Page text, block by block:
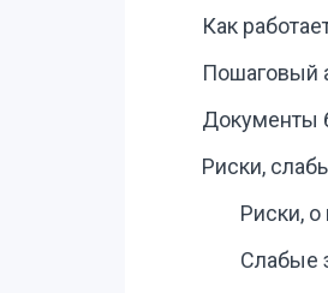
Как
Пошаговый
Документы
Риски,
Риски, о
Слабые